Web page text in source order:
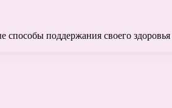
поддержания своего